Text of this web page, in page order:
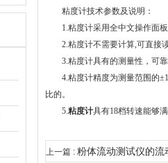
粘度计技术参数及说明：
1.粘度计采用全中文操作面板
2.粘度计不需要计算,可直接读
3.粘度计具有的测量性，可靠
4.粘度计精度为测量范围的
比的。
5.粘度计具有18档转速能够
上一篇 : 粉体流动测试仪的